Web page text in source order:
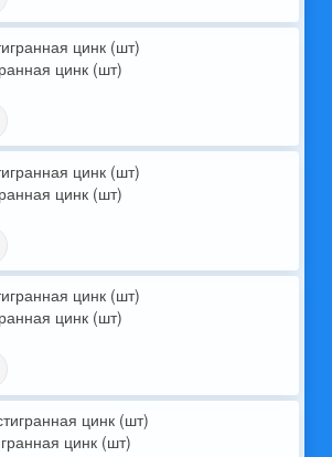
цинк (шт)
цинк (шт)
цинк (шт)
цинк (шт)